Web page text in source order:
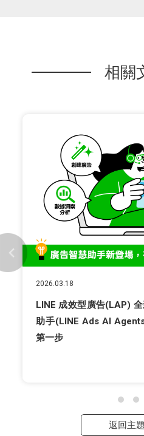
相關
2026.04.01
官方帳號認證盾牌更新：
返回主